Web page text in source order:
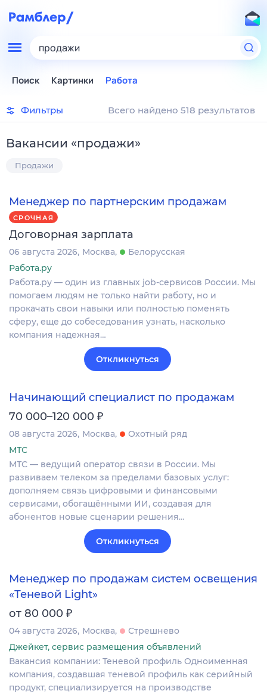
продажи
Поиск Картинки Работа
Фильтры Всего найдено 518 результатов
Вакансии «продажи»
Продажи
Менеджер по партнерским продажам
СРОЧНАЯ
Договорная зарплата
06 августа 2026 Москва
Белорусская
Работа.ру
Работа.ру — один из главных job-сервисов России. Мы
помогаем людям не только найти работу, но и
прокачать свои навыки или полностью поменять
сферу, еще до собеседования узнать, насколько
компания надежная…
Откликнуться
Начинающий специалист по продажам
70 000–120 000 ₽
08 августа 2026 Москва
Охотный ряд
МТС
МТС — ведущий оператор связи в России. Мы
развиваем телеком за пределами базовых услуг:
дополняем связь цифровыми и финансовыми
сервисами, обогащёнными ИИ, создавая для
абонентов новые сценарии решения…
Откликнуться
Менеджер по продажам систем освещения
«Теневой Light»
от 80 000 ₽
04 августа 2026 Москва
Стрешнево
Джейкет, сервис размещения объявлений
Вакансия компании: Теневой профиль Одноименная
компания, создавшая теневой профиль как серийный
продукт, специализируется на производстве